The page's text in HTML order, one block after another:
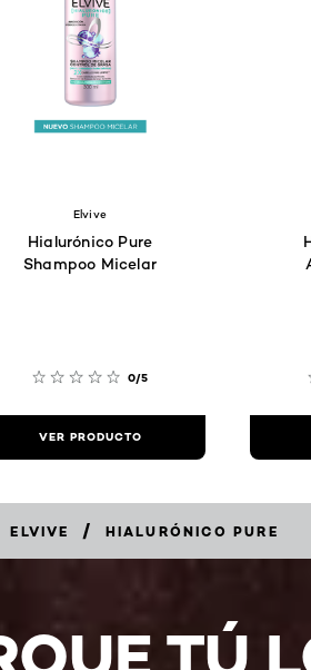
Elvive
Hialurónico Pure
Shampoo Micelar
0/5
VER PRODUCTO
ELVIVE / HIALURÓNICO PURE